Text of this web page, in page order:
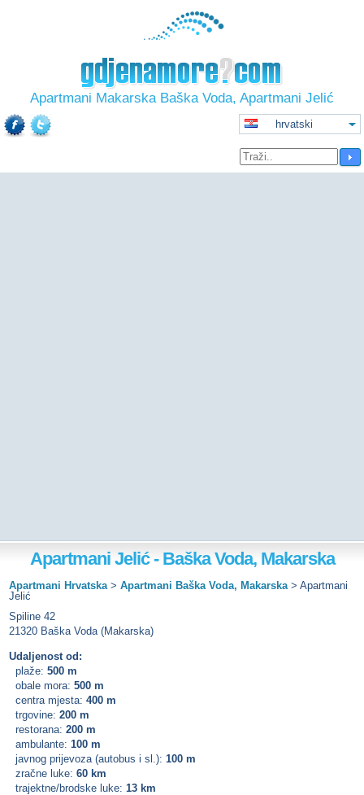
Apartmani Makarska Baška Voda, Apartmani Jelić
hrvatski
Apartmani Jelić - Baška Voda, Makarska
Apartmani Hrvatska> Apartmani Baška Voda, Makarska> Apartmani
Jelić
Spiline 42
21320 Baška Voda (Makarska)
Udaljenost od:
plaže: 500 m
obale mora: 500 m
centra mjesta: 400 m
trgovine: 200 m
restorana: 200 m
ambulante: 100 m
javnog prijevoza (autobus i sl.): 100 m
zračne luke: 60 km
trajektne/brodske luke: 13 km